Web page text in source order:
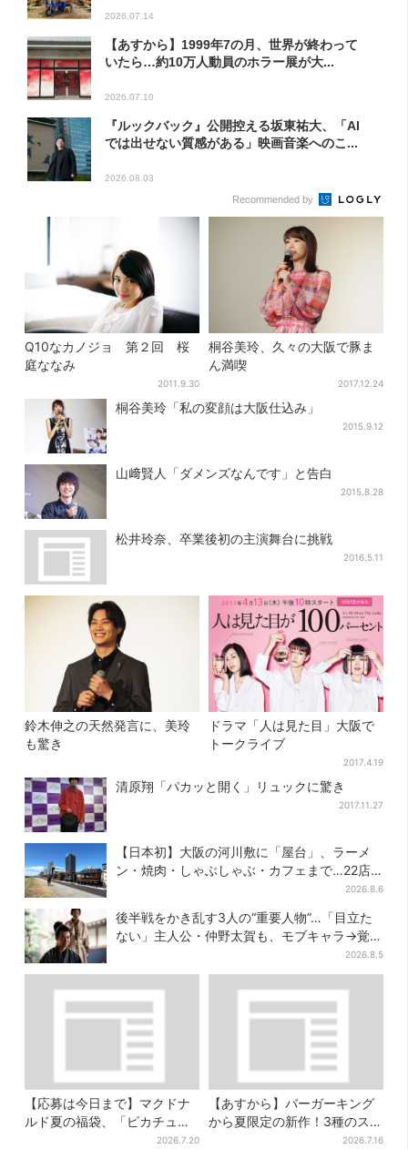
2026.07.14
【あすから】1999年7の月、世界が終わって
いたら…約10万人動員のホラー展が大...
2026.07.10
『ルックバック』公開控える坂東祐大、「AI
では出せない質感がある」映画音楽へのこ...
2026.08.03
Recommended by
Q10なカノジョ 第２回 桜
庭ななみ
2011.9.30
桐谷美玲、久々の大阪で豚ま
ん満喫
2017.12.24
桐谷美玲「私の変顔は大阪仕込み」
2015.9.12
山﨑賢人「ダメンズなんです」と告白
2015.8.28
松井玲奈、卒業後初の主演舞台に挑戦
2016.5.11
鈴木伸之の天然発言に、美玲
も驚き
ドラマ「人は見た目」大阪で
トークライブ
2017.4.19
清原翔「パカッと開く」リュックに驚き
2017.11.27
【日本初】大阪の河川敷に「屋台」、ラーメ
ン・焼肉・しゃぶしゃぶ・カフェまで…22店
2026.8.6
後半戦をかき乱す3人の“重要人物”…「目立た
ない」主人公・仲野太賀も、モブキャラ→覚醒
2026.8.5
【応募は今日まで】マクドナ
ルド夏の福袋、「ピカチュウ
のポテトタイマー」などグッ
2026.7.20
【あすから】バーガーキング
から夏限定の新作！3種のステ
ーキワッパー「暑さ乗り切れ
2026.7.16